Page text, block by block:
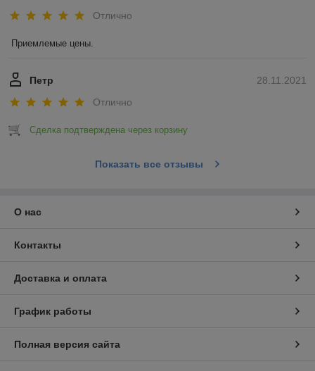
Отлично
Приемлемые цены.
28.11.2021
Петр
Отлично
Сделка подтверждена через корзину
Показать все отзывы
О нас
Контакты
Доставка и оплата
График работы
Полная версия сайта